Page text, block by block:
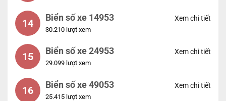
14 Biển số xe 14953
30.210 lượt xem
Xem chi tiết
15 Biển số xe 24953
29.099 lượt xem
Xem chi tiết
16 Biển số xe 49053
25.415 lượt xem
Xem chi tiết